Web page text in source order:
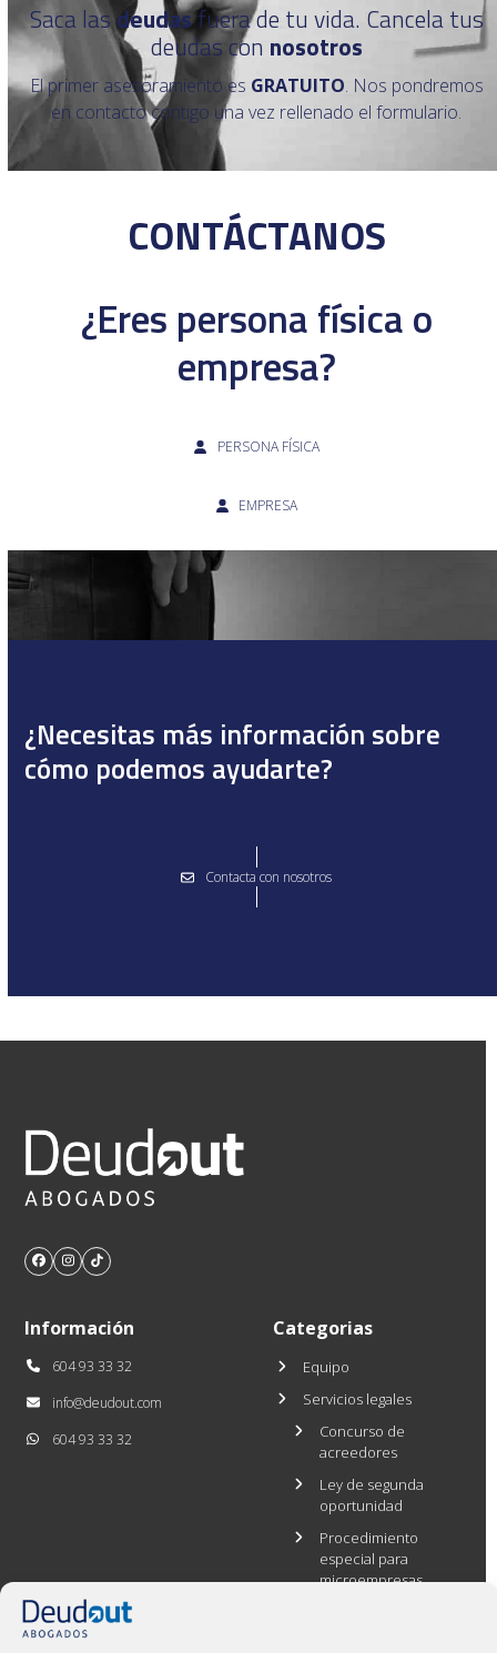
Saca lasdeudasfuera de tu vida. Cancela tus
deudas con nosotros
El primer asesoramiento es GRATUITO. Nos pondremos
en contacto contigo una vez rellenado el formulario.
CONTÁCTANOS
¿Eres persona física o
empresa?
PERSONA FÍSICA
EMPRESA
¿Necesitas más información sobre
cómo podemos ayudarte?
Contacta con nosotros
FacebookInstagram
Tiktok
Información
604 93 33 32
info@deudout.com
604 93 33 32
Categorias
Equipo
Servicios legales
Concurso de
acreedores
Ley de segunda
oportunidad
Procedimiento
especial para
microempresas